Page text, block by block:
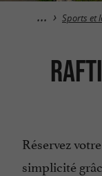
Sports et
Réservez
simplicité